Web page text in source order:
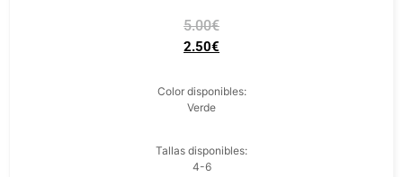
5.00€
2.50€
Color disponibles:
Verde
Tallas disponibles:
4-6